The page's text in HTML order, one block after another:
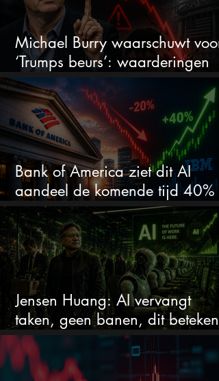
Michael Burry waarschuwt voor
‘Trumps beurs’: waarderingen
doen er niet meer toe
Bank of America ziet dit AI
aandeel de komende tijd 40%
stijgen na 20% daling
Jensen Huang: AI vervangt
taken, geen banen, dit betekent
het voor AI-aandelen